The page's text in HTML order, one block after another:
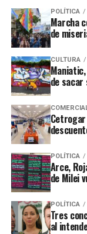
Este ataque se
recientemente en
Coleco, ex
del cargo por
asociación ilícita.
En el listado de
en el complejoTío
ataque similar a la
Todos los
comisaría local,
mayores novedades.
POLÍTICA
Marcha
de
CULTURA
de sacar
POLÍTICA
Arce,
de Milei
POLÍTICA
Tres
al